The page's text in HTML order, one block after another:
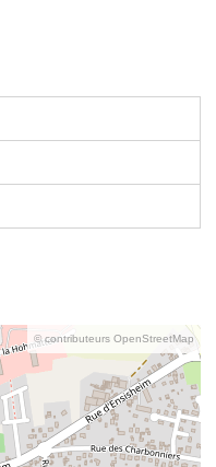
© contributeurs OpenStreetMap